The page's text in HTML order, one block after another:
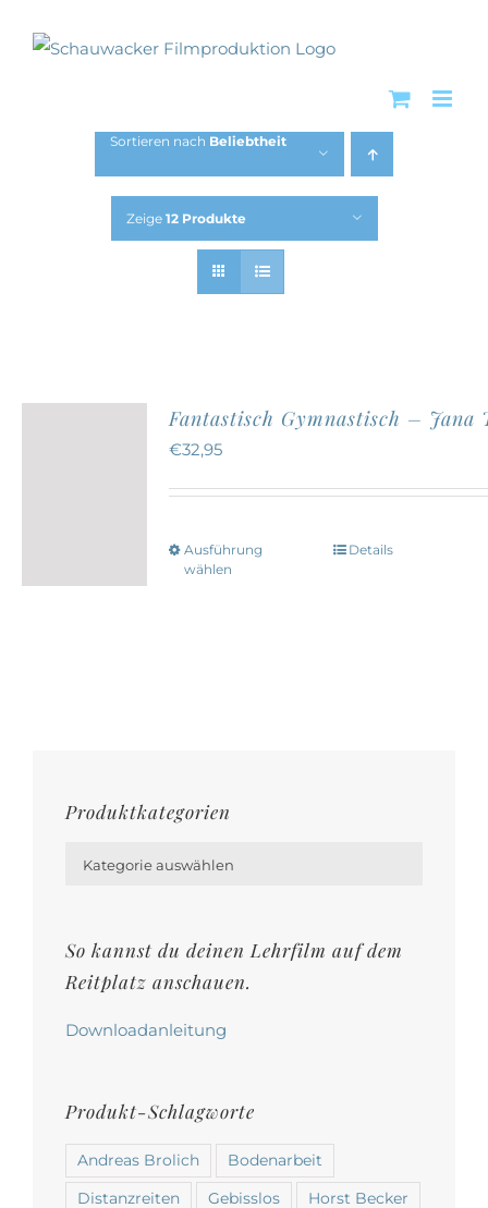
Inhalt
Sortieren nach Beliebtheit
Zeige 12 Produkte
Fantastisch Gymnastisch – Jana
€32,95
Ausführung
wählen
Dieses
gewählt
Details
Produktkategorien
Kategorie auswählen
So kannst du deinen Lehrfilm auf dem
Reitplatz anschauen.
Downloadanleitung
Produkt-Schlagworte
Andreas Brolich Bodenarbeit
Distanzreiten Gebisslos Horst Becker